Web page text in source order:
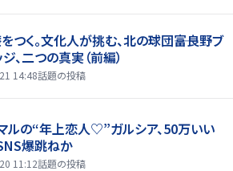
つく。文化人が挑む、北の球団――富良野ブ
、二つの真実（前編）
14:48話題の投稿
ルの“年上恋人♡”ガルシア、50万いい
爆跳ねか
11:12話題の投稿